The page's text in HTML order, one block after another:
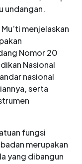
undangan.
menjelaskan
Nomor 20
Nasional
nasional
serta
fungsi
merupakan
yang dibangun